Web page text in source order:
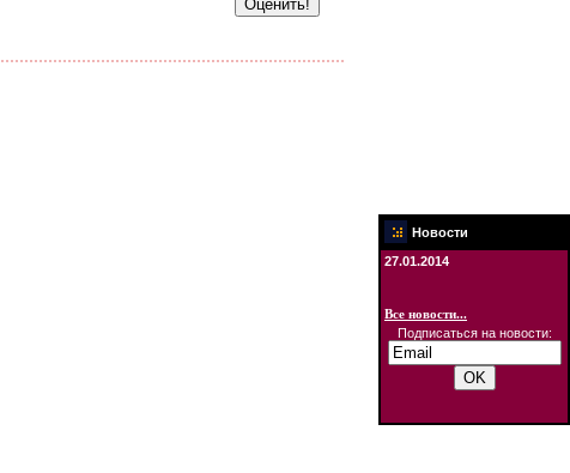
Новости
27.01.2014
Все новости...
Подписаться на новости: